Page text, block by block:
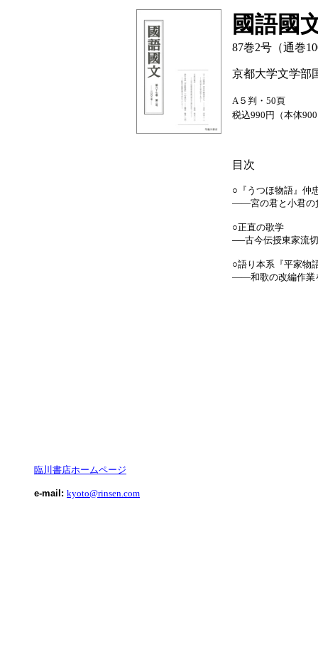
國語國
87巻2号（通巻
京都大学文学部
A５判・50頁
税込990円（本体
目次
○『うつほ物語』仲
――宮の君と小君
○正直の歌学
──古今伝授東家流
○語り本系『平家物
――和歌の改編作
臨川書店ホームページ
e-mail: kyoto@rinsen.com